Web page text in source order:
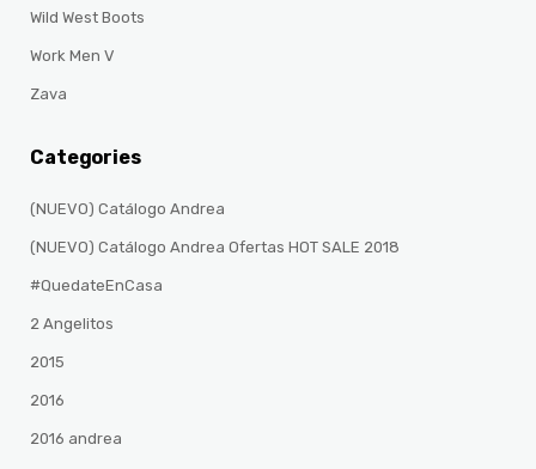
Wild West Boots
Work Men V
Zava
Categories
(NUEVO) Catálogo Andrea
(NUEVO) Catálogo Andrea Ofertas HOT SALE 2018
#QuedateEnCasa
2 Angelitos
2015
2016
2016 andrea